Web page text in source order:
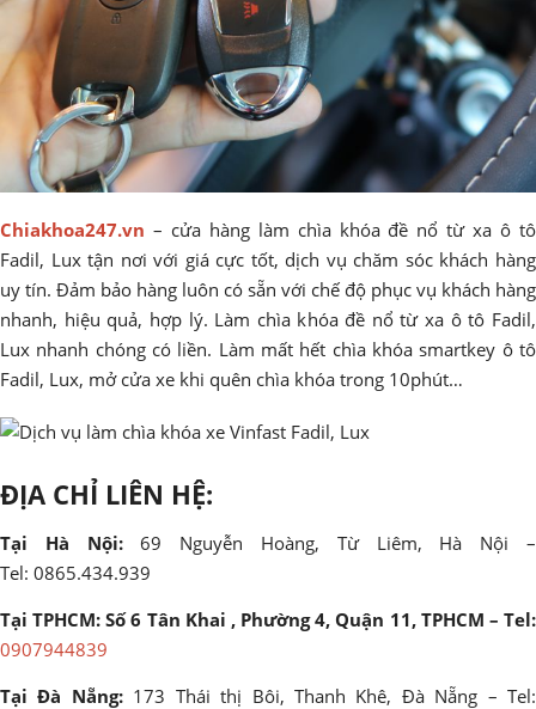
Chiakhoa247.vn – cửa hàng làm chìa khóa đề nổ từ xa ô tô
Fadil, Lux tận nơi với giá cực tốt, dịch vụ chăm sóc khách hàng
uy tín. Đảm bảo hàng luôn có sẵn với chế độ phục vụ khách hàng
nhanh, hiệu quả, hợp lý. Làm chìa khóa đề nổ từ xa ô tô Fadil,
Lux nhanh chóng có liền. Làm mất hết chìa khóa smartkey ô tô
Fadil, Lux, mở cửa xe khi quên chìa khóa trong 10phút…
ĐỊA CHỈ LIÊN HỆ:
Tại Hà Nội:69 Nguyễn Hoàng, Từ Liêm, Hà Nội –
Tel: 0865.434.939
Tại TPHCM: Số 6 Tân Khai , Phường 4, Quận 11, TPHCM – Tel:
0907944839
Tại Đà Nẵng:173 Thái thị Bôi, Thanh Khê, Đà Nẵng – Tel: